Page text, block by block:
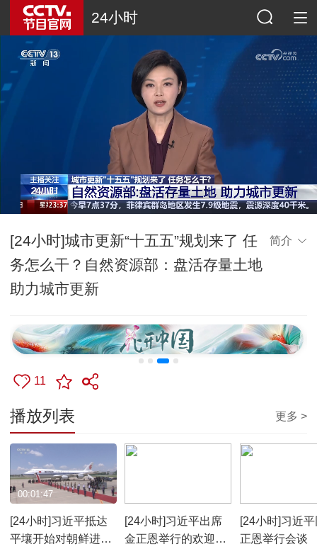
24小时
[24小时]城市更新“十五五”规划来了 任
务怎么干？自然资源部：盘活存量土地
助力城市更新
简介
11
播放列表 更多 >
[24小时]习近平抵达
平壤开始对朝鲜进行
00:01:47
[24小时]习近平出席
金正恩举行的欢迎仪
[24小时]习近
正恩举行会谈